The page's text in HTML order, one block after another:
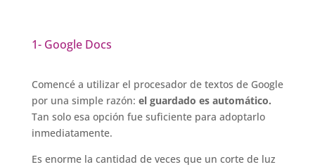
1- Google Docs
Comencé a utilizar el procesador de textos de Google
por una simple razón: el guardado es automático.
Tan solo esa opción fue suficiente para adoptarlo
inmediatamente.
Es enorme la cantidad de veces que un corte de luz